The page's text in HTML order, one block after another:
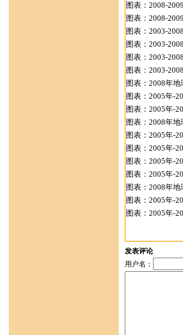
图表：2008-
图表：2008-
图表：2003-
图表：2003-
图表：2003-
图表：2003-
图表：2008年
图表：2005年-
图表：2005年-
图表：2008年
图表：2005年-
图表：2005年-
图表：2005年-
图表：2005年-
图表：2008年
图表：2005年-
图表：2005年-
发表评论
用户名：